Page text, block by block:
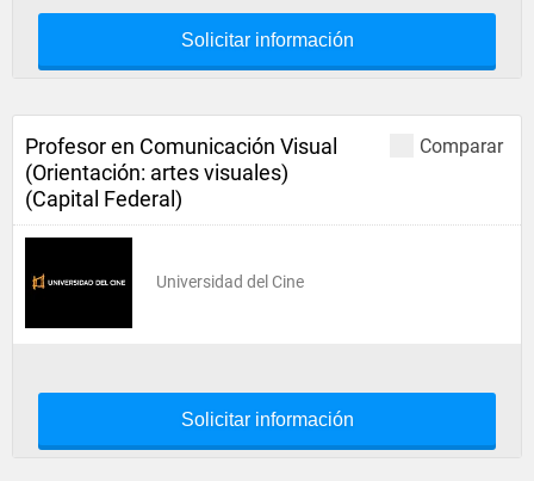
Solicitar información
Comparar
Profesor en Comunicación Visual
(Orientación: artes visuales)
(Capital Federal)
Universidad del Cine
Solicitar información